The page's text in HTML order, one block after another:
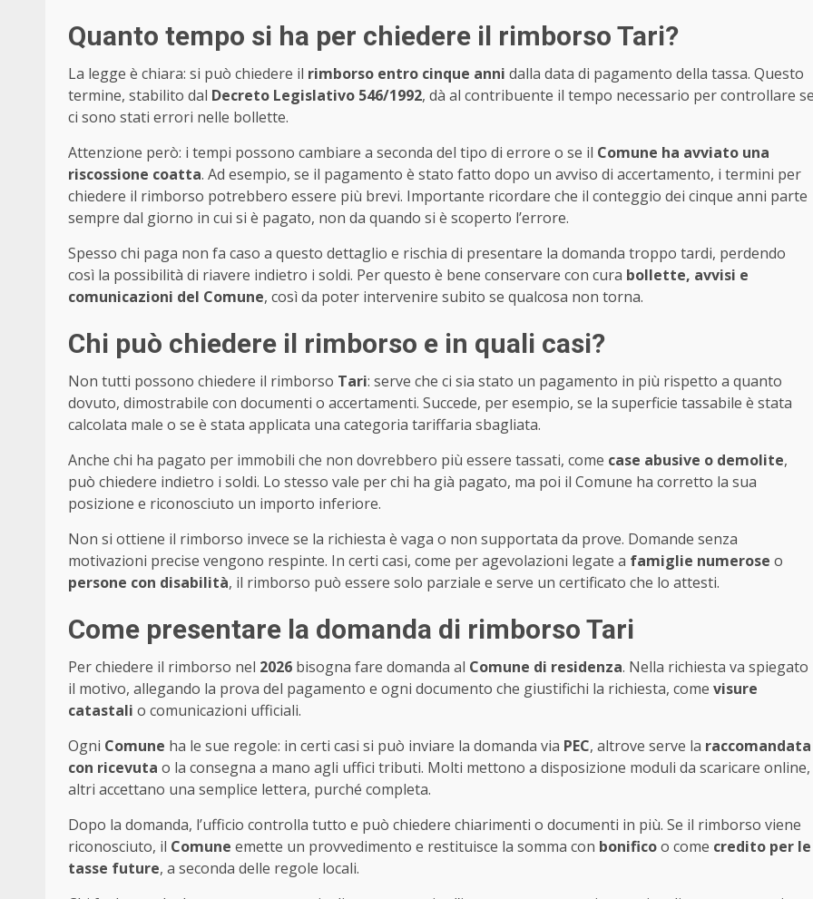
Quanto tempo si ha per chiedere il rimborso Tari?
La legge è chiara: si può chiedere il rimborso entro cinque anni dalla data di pagamento della tassa. Questo
termine, stabilito dal Decreto Legislativo 546/1992, dà al contribuente il tempo necessario per controllare
ci sono stati errori nelle bollette.
Attenzione però: i tempi possono cambiare a seconda del tipo di errore o se il Comune ha avviato una
riscossione coatta. Ad esempio, se il pagamento è stato fatto dopo un avviso di accertamento, i termini per
chiedere il rimborso potrebbero essere più brevi. Importante ricordare che il conteggio dei cinque anni parte
sempre dal giorno in cui si è pagato, non da quando si è scoperto l’errore.
Spesso chi paga non fa caso a questo dettaglio e rischia di presentare la domanda troppo tardi, perdendo
così la possibilità di riavere indietro i soldi. Per questo è bene conservare con cura bollette, avvisi e
comunicazioni del Comune, così da poter intervenire subito se qualcosa non torna.
Chi può chiedere il rimborso e in quali casi?
Non tutti possono chiedere il rimborso Tari: serve che ci sia stato un pagamento in più rispetto a quanto
dovuto, dimostrabile con documenti o accertamenti. Succede, per esempio, se la superficie tassabile è stata
calcolata male o se è stata applicata una categoria tariffaria sbagliata.
Anche chi ha pagato per immobili che non dovrebbero più essere tassati, come case abusive o demolite,
può chiedere indietro i soldi. Lo stesso vale per chi ha già pagato, ma poi il Comune ha corretto la sua
posizione e riconosciuto un importo inferiore.
Non si ottiene il rimborso invece se la richiesta è vaga o non supportata da prove. Domande senza
motivazioni precise vengono respinte. In certi casi, come per agevolazioni legate a famiglie numerose o
persone con disabilità, il rimborso può essere solo parziale e serve un certificato che lo attesti.
Come presentare la domanda di rimborso Tari
Per chiedere il rimborso nel 2026 bisogna fare domanda al Comune di residenza. Nella richiesta va spiegato
il motivo, allegando la prova del pagamento e ogni documento che giustifichi la richiesta, come visure
catastali o comunicazioni ufficiali.
Ogni Comune ha le sue regole: in certi casi si può inviare la domanda via PEC, altrove serve la raccomandata
con ricevuta o la consegna a mano agli uffici tributi. Molti mettono a disposizione moduli da scaricare online,
altri accettano una semplice lettera, purché completa.
Dopo la domanda, l’ufficio controlla tutto e può chiedere chiarimenti o documenti in più. Se il rimborso viene
riconosciuto, il Comune emette un provvedimento e restituisce la somma con bonificoo come credito per le
tasse future, a seconda delle regole locali.